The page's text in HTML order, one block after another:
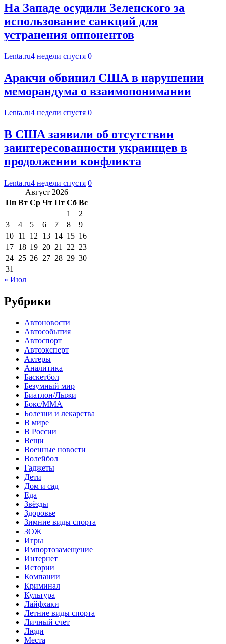
На Западе осудили Зеленского за
использование санкций для
устранения оппонентов
Lenta.ru4 недели спустя 0
Аракчи обвинил США в нарушении
меморандума о взаимопонимании
Lenta.ru4 недели спустя 0
В США заявили об отсутствии
заинтересованности украинцев в
продолжении конфликта
Lenta.ru4 недели спустя 0
Август 2026
Пн Вт Ср Чт Пт Сб Вс
1
2
3
4 5 6 7 8
9
10 11 12 13 14 15 16
17 18 19 20 21 22 23
24 25 26 27 28 29 30
31
« Июл
Рубрики
Автоновости
Автособытия
Автоспорт
Автоэксперт
Актеры
Аналитика
Баскетбол
Безумный мир
Биатлон/Лыжи
Бокс/MMA
Болезни и лекарства
В мире
В России
Вещи
Военные новости
Волейбол
Гаджеты
Дети
Дом и сад
Еда
Звёзды
Здоровье
Зимние виды спорта
ЗОЖ
Игры
Импортозамещение
Интернет
Истории
Компании
Криминал
Культура
Лайфхаки
Летние виды спорта
Личный счет
Люди
Места